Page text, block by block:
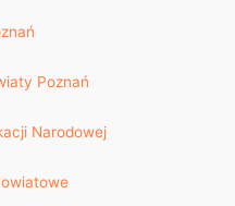
Poznań
Narodowej